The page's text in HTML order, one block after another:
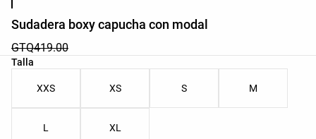
Sudadera boxy capucha con modal
GTQ419.00
Talla
Lista de tallas del producto
XXS XS S M
L XL